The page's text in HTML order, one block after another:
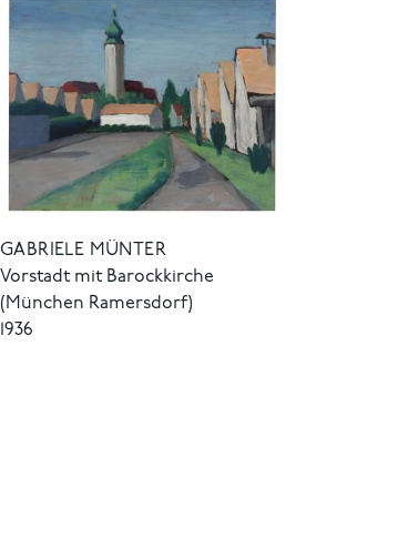
GABRIELE MÜNTER
Vorstadt mit Barockkirche
(München Ramersdorf)
1936